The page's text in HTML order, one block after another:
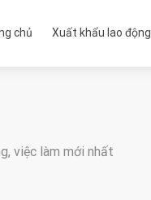
chủ Xuất khẩu lao động
việc làm mới nhất